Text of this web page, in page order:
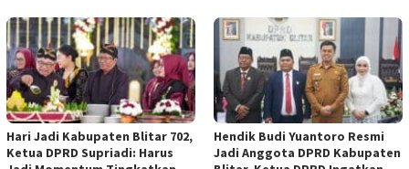
Hari Jadi Kabupaten Blitar 702,
Ketua DPRD Supriadi: Harus
Hendik Budi Yuantoro Resmi
Jadi Anggota DPRD Kabupaten